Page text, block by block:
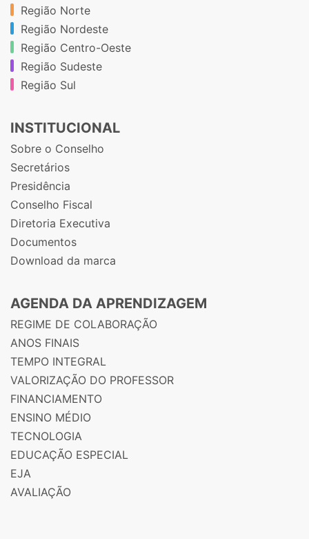
Região Norte
Região Nordeste
Região Centro-Oeste
Região Sudeste
Região Sul
INSTITUCIONAL
Sobre o Conselho
Secretários
Presidência
Conselho Fiscal
Diretoria Executiva
Documentos
Download da marca
AGENDA DA APRENDIZAGEM
REGIME DE COLABORAÇÃO
ANOS FINAIS
TEMPO INTEGRAL
VALORIZAÇÃO DO PROFESSOR
FINANCIAMENTO
ENSINO MÉDIO
TECNOLOGIA
EDUCAÇÃO ESPECIAL
EJA
AVALIAÇÃO